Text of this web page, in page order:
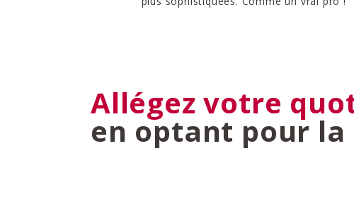
Allégez votre
en optant pour